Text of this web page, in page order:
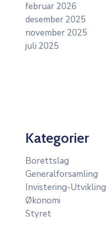
februar 2026
desember 2025
november 2025
juli 2025
Kategorier
Borettslag
Generalforsamling
Invistering-Utvikling
Økonomi
Styret